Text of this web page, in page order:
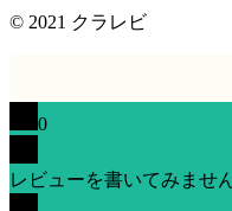
© 2021 クラレビ
0
レビューを書いてみませ